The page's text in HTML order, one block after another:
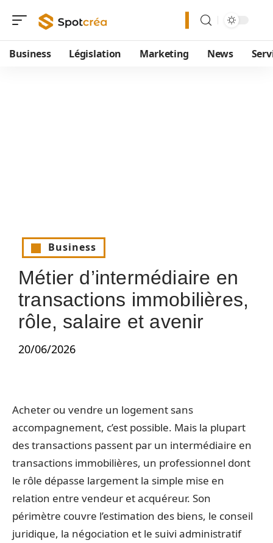
Business Législation Marketing News
Business
Métier d’intermédiaire en
transactions immobilières,
rôle, salaire et avenir
20/06/2026
Acheter ou vendre un logement sans
accompagnement, c’est possible. Mais la plupart
des transactions passent par un intermédiaire en
transactions immobilières, un professionnel dont
le rôle dépasse largement la simple mise en
relation entre vendeur et acquéreur. Son
périmètre couvre l’estimation des biens, le conseil
juridique, la négociation et le suivi administratif